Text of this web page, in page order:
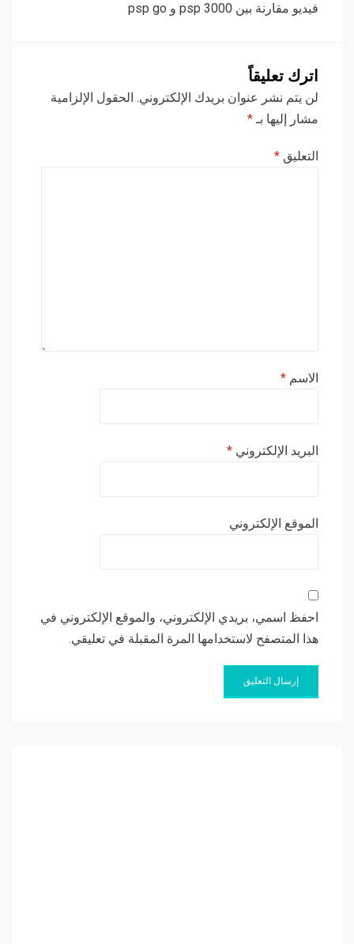
فيديو مقارنة بين psp 3000 و psp go
اترك تعليقاً
لن يتم نشر عنوان بريدك الإلكتروني. الحقول الإلزامية
مشار إليها بـ*
التعليق *
الاسم *
البريد الإلكتروني *
الموقع الإلكتروني
احفظ اسمي، بريدي الإلكتروني، والموقع الإلكتروني في
هذا المتصفح لاستخدامها المرة المقبلة في تعليقي.